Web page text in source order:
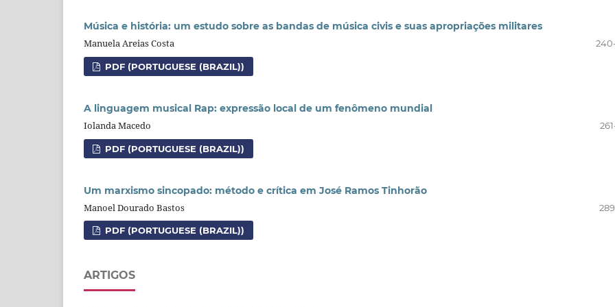
Música e história: um estudo sobre as bandas de música civis e suas apropriações militares
Manuela Areias Costa
PDF (PORTUGUESE (BRAZIL))
A linguagem musical Rap: expressão local de um fenômeno mundial
Iolanda Macedo
PDF (PORTUGUESE (BRAZIL))
Um marxismo sincopado: método e crítica em José Ramos Tinhorão
Manoel Dourado Bastos
PDF (PORTUGUESE (BRAZIL))
ARTIGOS